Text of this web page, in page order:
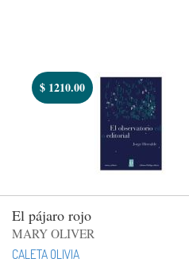
$ 1210.00
El pájaro rojo
MARY OLIVER
CALETA OLIVIA